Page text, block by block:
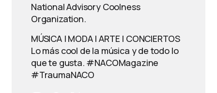
National Advisory Coolness
Organization.
MÚSICA | MODA | ARTE | CONCIERTOS
Lo más cool de la música y de todo lo
que te gusta. #NACOMagazine
#TraumaNACO